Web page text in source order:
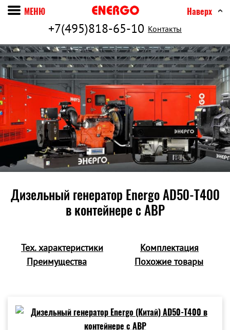
+7(495)818-65-10 Контакты
МЕНЮ Наверх
Дизельный генератор Energo AD50-T400
в контейнере c АВР
Тех. характеристики
Комплектация
Преимущества
Похожие товары